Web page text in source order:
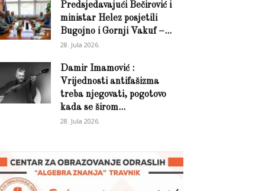
Predsjedavajući Bečirović i
ministar Helez posjetili
Bugojno i Gornji Vakuf –...
28. Jula 2026.
Damir Imamović :
Vrijednosti antifašizma
treba njegovati, pogotovo
kada se širom...
28. Jula 2026.